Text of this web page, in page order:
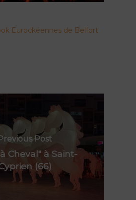
Eurockéennes de Belfort
Post
Cheval" à Saint-
(66)
Our shows